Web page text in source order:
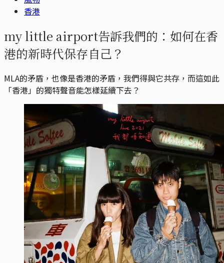
香港
my little airport告訴我們的：如何在香
港的新時代保存自己？
MLA的矛盾，也像是香港的矛盾，我們得與它共存，而這如此
「香港」的獨特聲音能怎樣延續下去？